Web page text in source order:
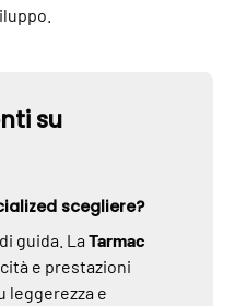
su
scegliere?
guida. La Tarmac
e prestazioni
leggerezza e